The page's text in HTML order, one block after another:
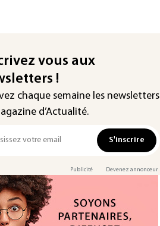
vous aux
!
chaque semaine les newsletters
d’Actualité.
S'inscrire
Publicité Devenez annonceur